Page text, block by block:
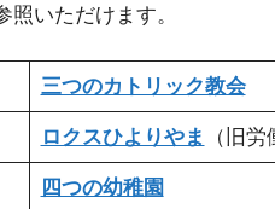
いただけます。
三つのカトリック教会
ロクスひよりやま （旧
四つの幼稚園